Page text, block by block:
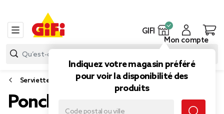
GIFI
Indiquez votre magasin préféré
pour voir la disponibilité des
produits
Mon compte
Serviette de plage et natte
Poncho microfibre adulte